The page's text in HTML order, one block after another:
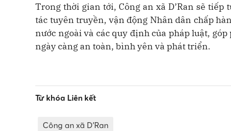
Trong thời gian tới, Công an xã D’Ran sẽ
tác tuyên truyền, vận động Nhân dân chấp
nước ngoài và các quy định của pháp luật,
ngày càng an toàn, bình yên và phát triển.
Từ khóa Liên kết
Công an xã D’Ran